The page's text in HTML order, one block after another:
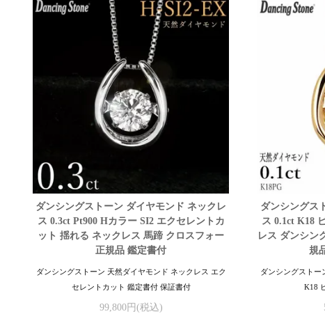
ダンシングストーン ダイヤモンド ネックレ
ス 0.3ct Pt900 Hカラー SI2 エクセレントカ
ット 揺れる ネックレス 馬蹄 クロスフォー
正規品 鑑定書付
ダンシングストーン 天然ダイヤモンド ネックレス エク
セレントカット 鑑定書付 保証書付
99,800円(税込)
ダンシングス
ス 0.1ct K18
レス ダンシン
規
ダンシングストー
K18